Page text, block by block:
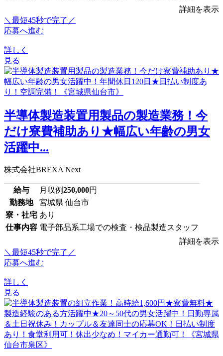
詳細を表示
＼最短45秒で完了／
応募へ進む
詳しく
見る
半導体製造装置用製品の製造業務！今
だけ寮費補助あり★幅広い年齢の男女
活躍中...
株式会社BREXA Next
給与 月収例250,000円
勤務地
宮城県 仙台市
寮・社宅 あり
仕事内容 電子部品系工場での検査・検品製造スタッフ
詳細を表示
＼最短45秒で完了／
応募へ進む
詳しく
見る